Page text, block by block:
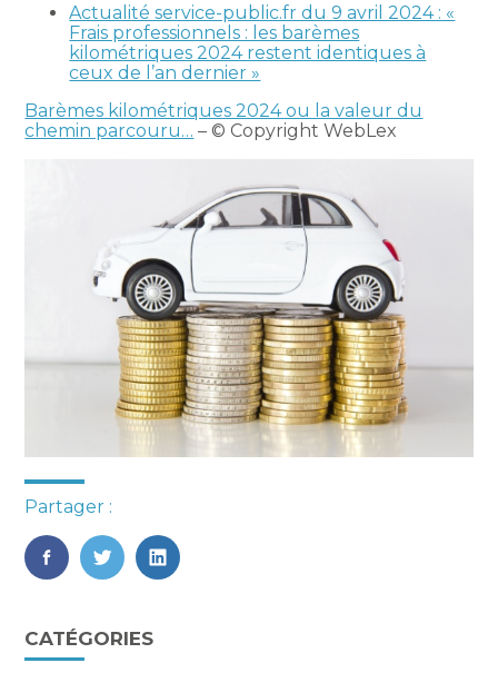
Actualité service-public.fr du 9 avril 2024 : «
Frais professionnels : les barèmes
kilométriques 2024 restent identiques à
ceux de l’an dernier »
Barèmes kilométriques 2024 ou la valeur du
chemin parcouru… – © Copyright WebLex
Partager :
FaceBook
TwitterLinkedIn
Blog
sidebar
CATÉGORIES